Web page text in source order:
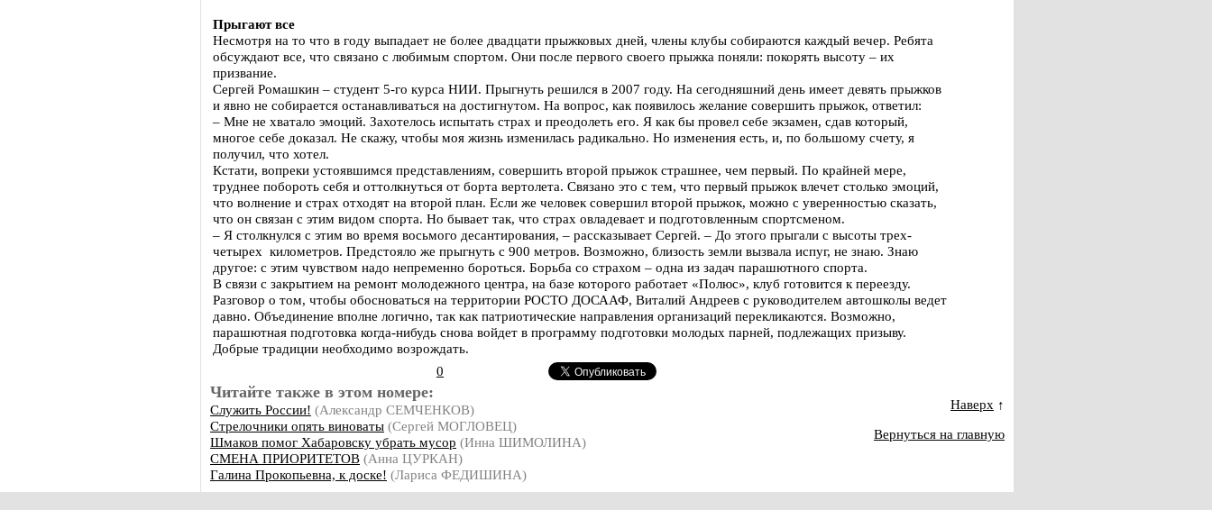
Прыгают все
Несмотря на то что в году выпадает не более двадцати прыжковых дней, члены клубы собираются каждый вечер. Ребята
обсуждают все, что связано с любимым спортом. Они после первого своего прыжка поняли: покорять высоту – их
призвание.
Сергей Ромашкин – студент 5-го курса НИИ. Прыгнуть решился в 2007 году. На сегодняшний день имеет девять прыжков
и явно не собирается останавливаться на достигнутом. На вопрос, как появилось желание совершить прыжок, ответил:
– Мне не хватало эмоций. Захотелось испытать страх и преодолеть его. Я как бы провел себе экзамен, сдав который,
многое себе доказал. Не скажу, чтобы моя жизнь изменилась радикально. Но изменения есть, и, по большому счету, я
получил, что хотел.
Кстати, вопреки устоявшимся представлениям, совершить второй прыжок страшнее, чем первый. По крайней мере,
труднее побороть себя и оттолкнуться от борта вертолета. Связано это с тем, что первый прыжок влечет столько эмоций,
что волнение и страх отходят на второй план. Если же человек совершил второй прыжок, можно с уверенностью сказать,
что он связан с этим видом спорта. Но бывает так, что страх овладевает и подготовленным спортсменом.
– Я столкнулся с этим во время восьмого десантирования, – рассказывает Сергей. – До этого прыгали с высоты трех-
четырех километров. Предстояло же прыгнуть с 900 метров. Возможно, близость земли вызвала испуг, не знаю. Знаю
другое: с этим чувством надо непременно бороться. Борьба со страхом – одна из задач парашютного спорта.
В связи с закрытием на ремонт молодежного центра, на базе которого работает «Полюс», клуб готовится к переезду.
Разговор о том, чтобы обосноваться на территории РОСТО ДОСААФ, Виталий Андреев с руководителем автошколы ведет
давно. Объединение вполне логично, так как патриотические направления организаций перекликаются. Возможно,
парашютная подготовка когда-нибудь снова войдет в программу подготовки молодых парней, подлежащих призыву.
Добрые традиции необходимо возрождать.
0
Читайте также в этом номере:
Служить России! (Александр СЕМЧЕНКОВ)
Стрелочники опять виноваты (Сергей МОГЛОВЕЦ)
Шмаков помог Хабаровску убрать мусор (Инна ШИМОЛИНА)
СМЕНА ПРИОРИТЕТОВ (Анна ЦУРКАН)
Галина Прокопьевна, к доске! (Лариса ФЕДИШИНА)
Наверх ↑
Вернуться на главную